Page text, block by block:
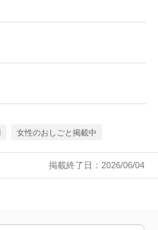
女性のおしごと掲載中
掲載終了日：2026/06/04